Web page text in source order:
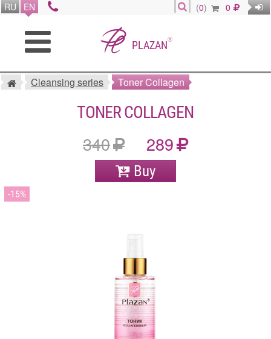
RU EN (0) 0
PLAZAN®
Cleansing series Toner Collagen
TONER COLLAGEN
340 289
Buy
15